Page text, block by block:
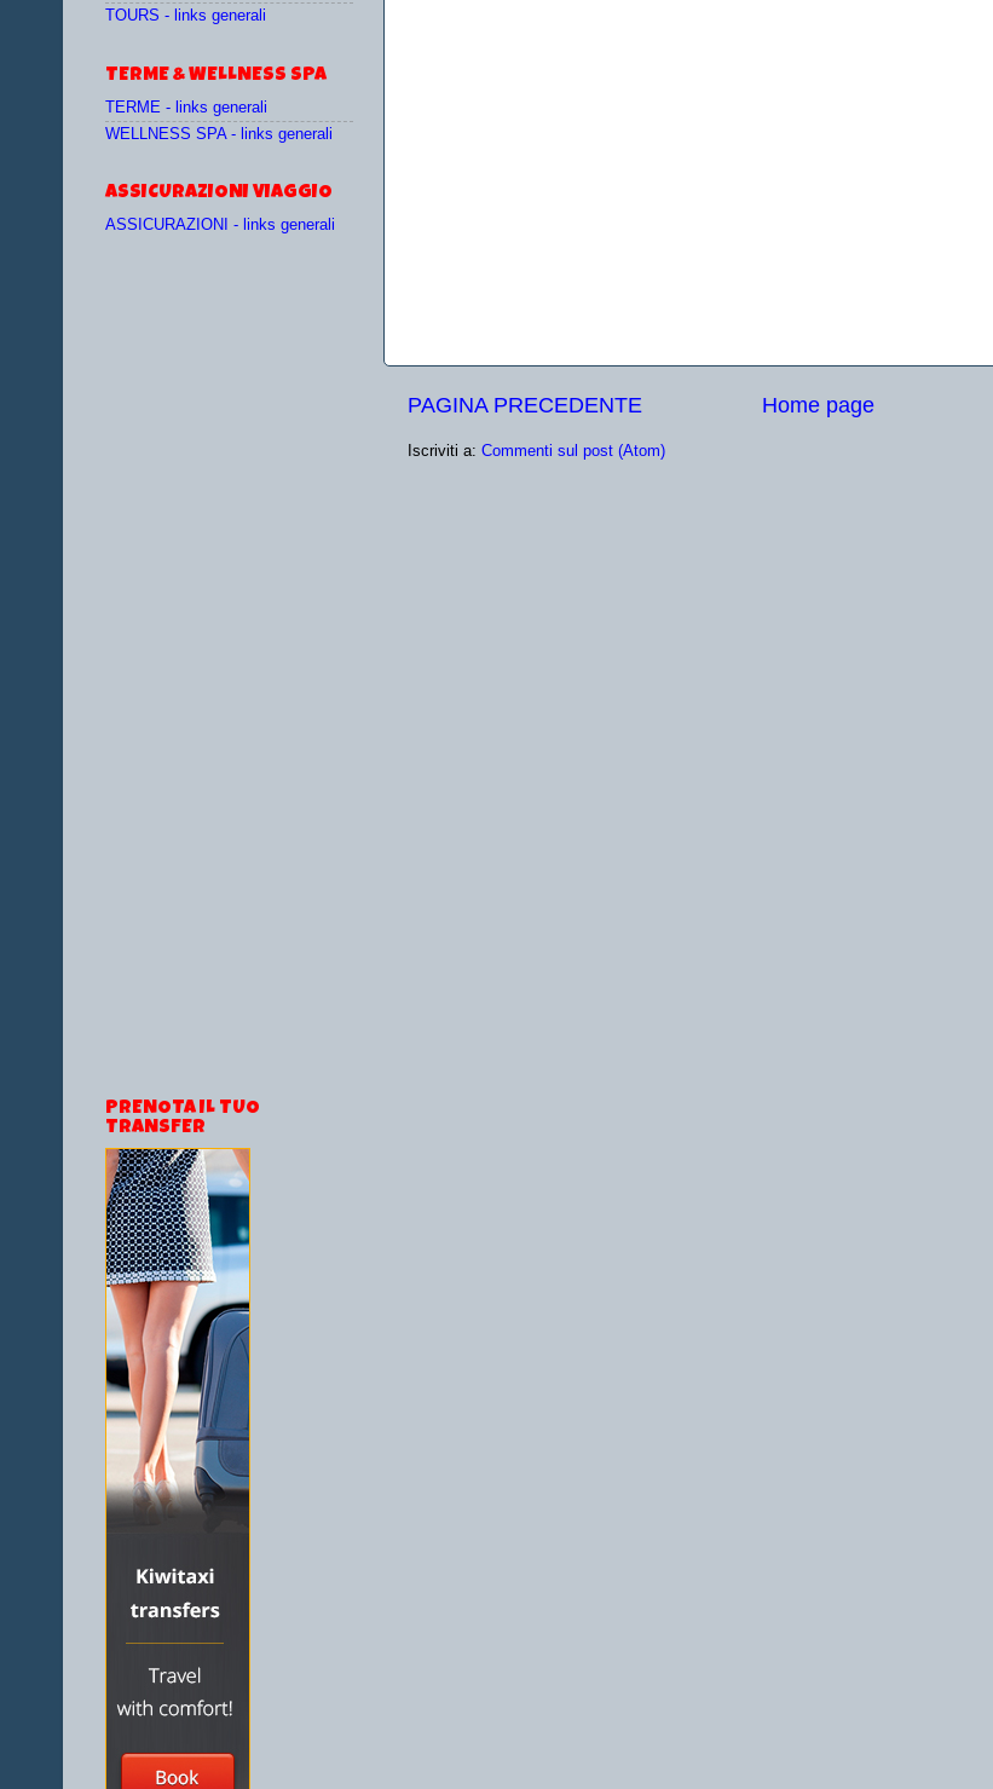
PAGINA PRECEDENTE Home page
Iscriviti a: Commenti sul post (Atom)
TOURS - links generali
TERME & WELLNESS SPA
TERME - links generali
WELLNESS SPA - links generali
ASSICURAZIONI VIAGGIO
ASSICURAZIONI - links generali
PRENOTA IL TUO
TRANSFER